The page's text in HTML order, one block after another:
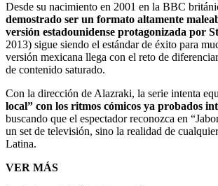
Desde su nacimiento en 2001 en la BBC
demostrado ser un formato altamente
versión estadounidense protagonizada por
2013) sigue siendo el estándar de éxito para
versión mexicana llega con el reto de
de contenido saturado.
Con la dirección de Alazraki, la serie intenta
local” con los ritmos cómicos ya probados
buscando que el espectador reconozca en
un set de televisión, sino la realidad de
Latina.
VER MÁS